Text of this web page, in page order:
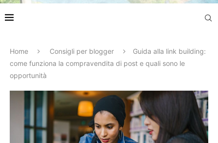
Home Consigli per blogger
Guida alla link building:
come funziona la compravendita di post e quali sono le
opportunità